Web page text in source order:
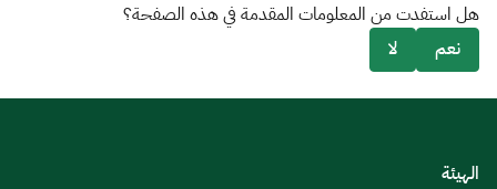
هل استفدت من المعلومات المقدمة في هذه الصفحة؟
نعم
لا
الهيئة